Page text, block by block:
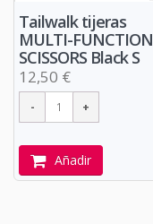
Tailwalk tijeras
MULTI-FUNCTION
SCISSORS Black S
12,50 €
Añadir